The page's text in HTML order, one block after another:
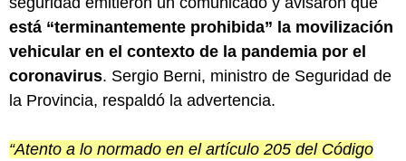
está “terminantemente prohibida” la movilización
vehicular en el contexto de la pandemia por el
coronavirus. Sergio Berni, ministro de Seguridad de
la Provincia, respaldó la advertencia.
“Atento a lo normado en el artículo 205 del Código